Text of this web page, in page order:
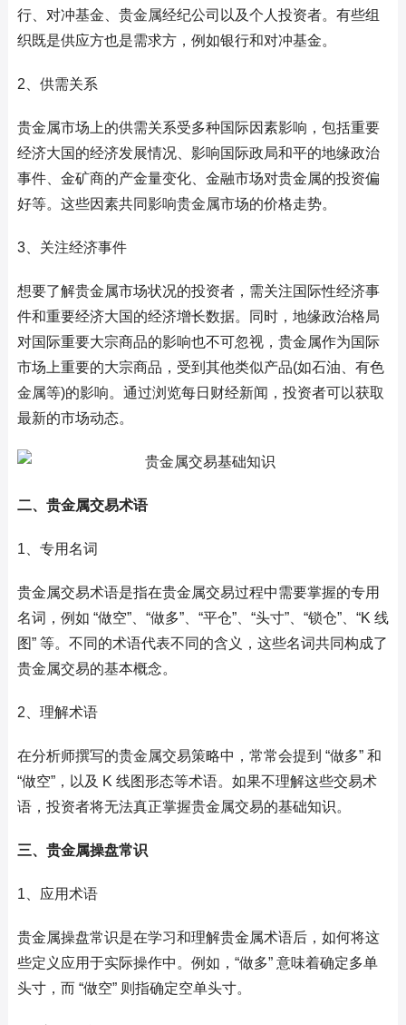
行、对冲基金、贵金属经纪公司以及个人投资者。有些组
织既是供应方也是需求方，例如银行和对冲基金。
2、供需关系
贵金属市场上的供需关系受多种国际因素影响，包括重要
经济大国的经济发展情况、影响国际政局和平的地缘政治
事件、金矿商的产金量变化、金融市场对贵金属的投资偏
好等。这些因素共同影响贵金属市场的价格走势。
3、关注经济事件
想要了解贵金属市场状况的投资者，需关注国际性经济事
件和重要经济大国的经济增长数据。同时，地缘政治格局
对国际重要大宗商品的影响也不可忽视，贵金属作为国际
市场上重要的大宗商品，受到其他类似产品(如石油、有色
金属等)的影响。通过浏览每日财经新闻，投资者可以获取
最新的市场动态。
二、贵金属交易术语
1、专用名词
贵金属交易术语是指在贵金属交易过程中需要掌握的专用
名词，例如 “做空”、“做多”、“平仓”、“头寸”、“锁仓”、“K 线
图” 等。不同的术语代表不同的含义，这些名词共同构成了
贵金属交易的基本概念。
2、理解术语
在分析师撰写的贵金属交易策略中，常常会提到 “做多” 和
“做空”，以及 K 线图形态等术语。如果不理解这些交易术
语，投资者将无法真正掌握贵金属交易的基础知识。
三、贵金属操盘常识
1、应用术语
贵金属操盘常识是在学习和理解贵金属术语后，如何将这
些定义应用于实际操作中。例如，“做多” 意味着确定多单
头寸，而 “做空” 则指确定空单头寸。